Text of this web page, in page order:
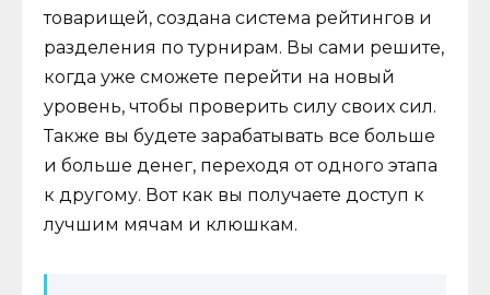
товарищей, создана система рейтингов и
разделения по турнирам. Вы сами решите,
когда уже сможете перейти на новый
уровень, чтобы проверить силу своих сил.
Также вы будете зарабатывать все больше
и больше денег, переходя от одного этапа
к другому. Вот как вы получаете доступ к
лучшим мячам и клюшкам.